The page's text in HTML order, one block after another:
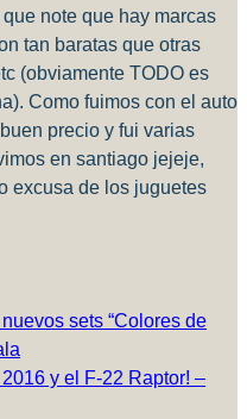
note que hay marcas
tan baratas que otras
(obviamente TODO es
Como fuimos con el auto
precio y fui varias
en santiago jejeje,
excusa de los juguetes
sets “Colores de
y el F-22 Raptor! –